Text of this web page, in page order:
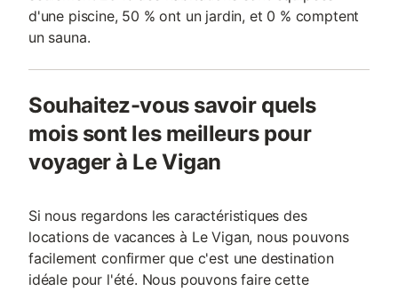
d'une piscine, 50 % ont un jardin, et 0 % comptent
un sauna.
Souhaitez-vous savoir quels
mois sont les meilleurs pour
voyager à Le Vigan
Si nous regardons les caractéristiques des
locations de vacances à Le Vigan, nous pouvons
facilement confirmer que c'est une destination
idéale pour l'été. Nous pouvons faire cette